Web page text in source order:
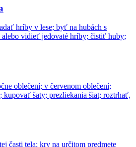
hríby v lese; byť na hubách s
vidieť jedovaté hríby; čistiť huby;
oblečení; v červenom oblečení;
kupovať šaty; prezliekania šiat; roztrhať,
časti tela; krv na určitom predmete